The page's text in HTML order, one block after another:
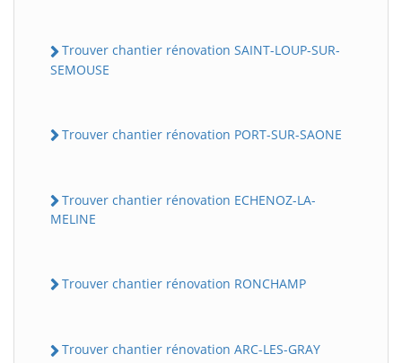
Trouver chantier rénovation SAINT-LOUP-SUR-
SEMOUSE
Trouver chantier rénovation PORT-SUR-SAONE
Trouver chantier rénovation ECHENOZ-LA-
MELINE
Trouver chantier rénovation RONCHAMP
Trouver chantier rénovation ARC-LES-GRAY